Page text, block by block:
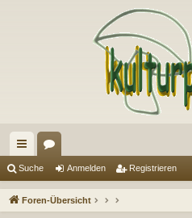
ch
ne en
Suche Anmelden Registrieren
Foren-Übersicht